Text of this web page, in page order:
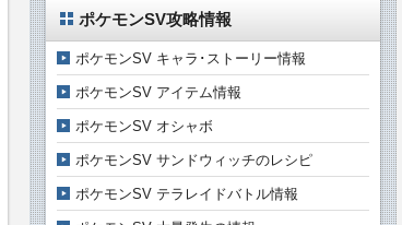
ポケモンSV攻略情報
ポケモンSV キャラ･ストーリー情報
ポケモンSV アイテム情報
ポケモンSV オシャボ
ポケモンSV サンドウィッチのレシピ
ポケモンSV テラレイドバトル情報